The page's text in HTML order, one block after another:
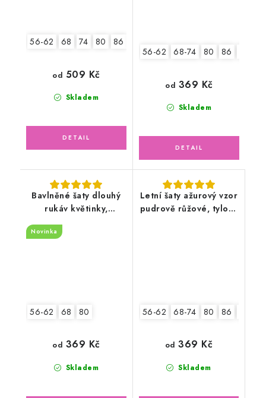
56-62 68 74 80 86
Skladem
od 509 Kč
56-62 68-74 80 86
Skladem
od 369 Kč
Bavlněné šaty dlouhý
rukáv květinky,
zeleno/růžové
Novinka
56-62 68 80
Skladem
od 369 Kč
Letní šaty ažurový vzor
pudrově růžové, tylový
56-62 68-74 80 86
Skladem
od 369 Kč